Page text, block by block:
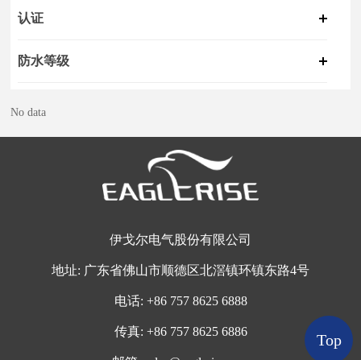
认证
防水等级
No data
伊戈尔电气股份有限公司
地址: 广东省佛山市顺德区北滘镇环镇东路4号
电话: +86 757 8625 6888
传真: +86 757 8625 6886 Top